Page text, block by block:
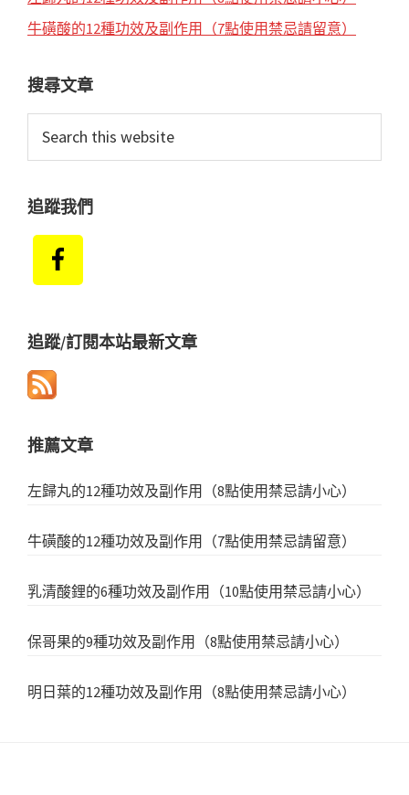
牛磺酸的12種功效及副作用（7點使用禁忌請留意）
搜尋文章
this
追蹤我們
追蹤/訂閱本站最新文章
推薦文章
左歸丸的12種功效及副作用（8點使用禁忌請小心）
牛磺酸的12種功效及副作用（7點使用禁忌請留意）
乳清酸鋰的6種功效及副作用（10點使用禁忌請小心）
保哥果的9種功效及副作用（8點使用禁忌請小心）
明日葉的12種功效及副作用（8點使用禁忌請小心）